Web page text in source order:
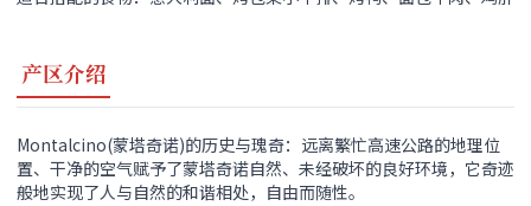
产区介绍
Montalcino(蒙塔奇诺)的历史与瑰奇：远离繁忙高速公路的地理位
置、干净的空气赋予了蒙塔奇诺自然、未经破坏的良好环境，它奇迹
般地实现了人与自然的和谐相处，自由而随性。